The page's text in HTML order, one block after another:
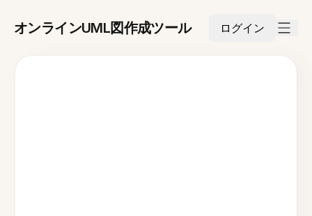
オンラインUML図作成ツール ログイン